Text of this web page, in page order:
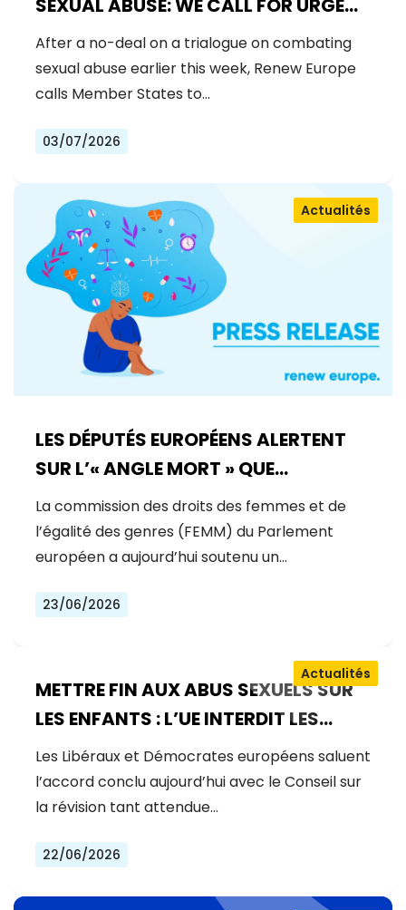
SEXUAL ABUSE: WE CALL FOR URGENT
NEGOTIATIONS AND PERMANENT
SOLUTION
After a no-deal on a trialogue on combating
sexual abuse earlier this week, Renew Europe
calls Member States to…
03/07/2026
LES DÉPUTÉS EUROPÉENS ALERTENT
SUR L’« ANGLE MORT » QUE
CONSTITUE LA SANTÉ DES FEMMES
Actualités
La commission des droits des femmes et de
l’égalité des genres (FEMM) du Parlement
européen a aujourd’hui soutenu un…
23/06/2026
METTRE FIN AUX ABUS SEXUELS SUR
LES ENFANTS : L’UE INTERDIT LES
MANUELS D’ABUS, RENFORCE LA
PRÉVENTION ET GARANTIT LA
JUSTICE POUR LES VICTIMES
Actualités
Les Libéraux et Démocrates européens saluent
l’accord conclu aujourd’hui avec le Conseil sur
la révision tant attendue…
22/06/2026